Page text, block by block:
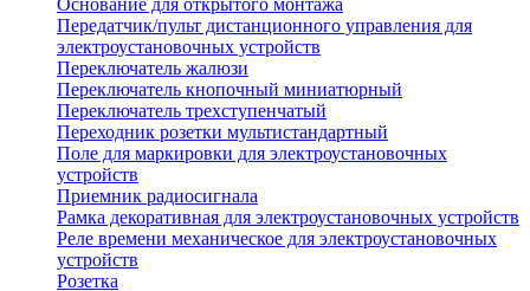
Основание для открытого монтажа
Передатчик/пульт дистанционного управления для
электроустановочных устройств
Переключатель жалюзи
Переключатель кнопочный миниатюрный
Переключатель трехступенчатый
Переходник розетки мультистандартный
Поле для маркировки для электроустановочных
устройств
Приемник радиосигнала
Рамка декоративная для электроустановочных устройств
Реле времени механическое для электроустановочных
устройств
Розетка